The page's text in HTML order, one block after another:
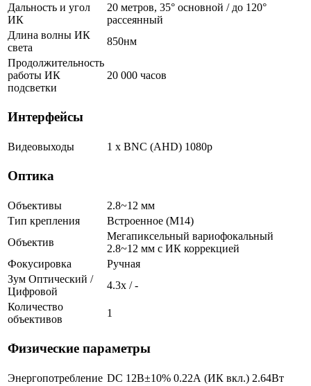
Дальность и угол
ИК
20 метров, 35° основной / до 120°
рассеянный
Длина волны ИК
света
850нм
Продолжительность
работы ИК
подсветки
20 000 часов
Интерфейсы
Видеовыходы 1 x BNC (AHD) 1080p
Оптика
Объективы
2.8~12 мм
Тип крепления
Встроенное (М14)
Объектив
Мегапиксельный вариофокальный
2.8~12 мм c ИК коррекцией
Фокусировка
Ручная
Зум Оптический /
Цифровой
4.3х / -
Количество
объективов
1
Физические параметры
Энергопотребление DC 12В±10% 0.22А (ИК вкл.) 2.64Вт